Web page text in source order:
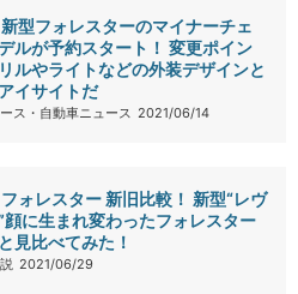
型フォレスターのマイナーチェ
ルが予約スタート！ 変更ポイン
ルやライトなどの外装デザインと
イサイトだ
ス・自動車ニュース 2021/06/14
ォレスター 新旧比較！ 新型“レヴ
顔に生まれ変わったフォレスター
見比べてみた！
2021/06/29